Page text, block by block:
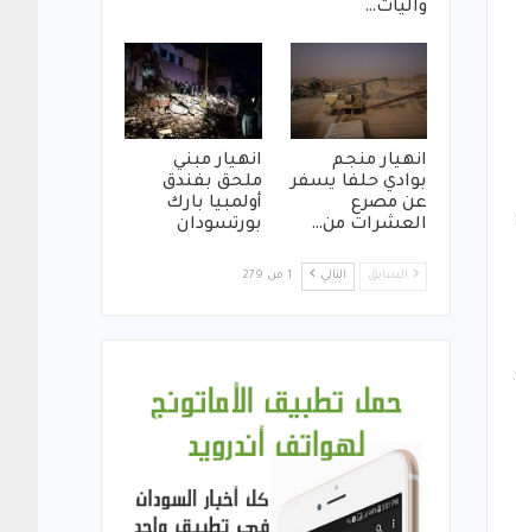
واليات…
انهيار منجم
بوادي حلفا يسفر
عن مصرع
العشرات من…
انهيار مبني
ملحق بفندق
أولمبيا بارك
بورتسودان
السابق التالي 1 من 279